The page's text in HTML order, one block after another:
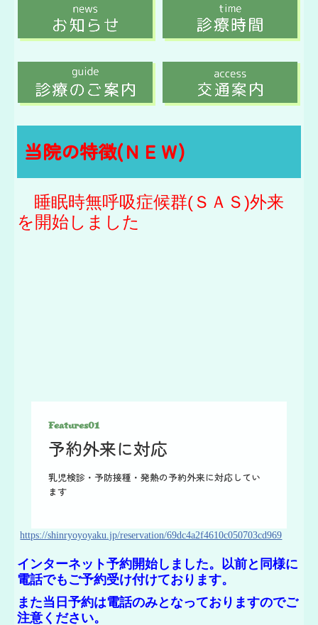
当院の特徴(ＮＥＷ)
睡眠時無呼吸症候群(ＳＡＳ)外来
を開始しました
Features01
予約外来に対応
乳児検診・予防接種・発熱の予約外来に対応してい
ます
https://shinryoyoyaku.jp/reservation/69dc4a2f4610c050703cd969
インターネット予約開始しました。以前と同様に
電話でもご予約受け付けております。
また当日予約は電話のみとなっておりますのでご
注意ください。